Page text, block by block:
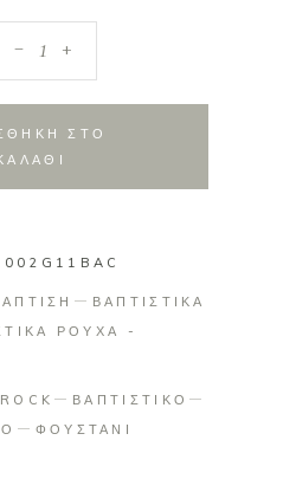
+
ΣΤΟ
ΒΑΠΤΙΣΤΙΚΑ
ΡΟΥΧΑ -
ΒΑΠΤΙΣΤΙΚΟ
ΦΟΥΣΤΑΝΙ